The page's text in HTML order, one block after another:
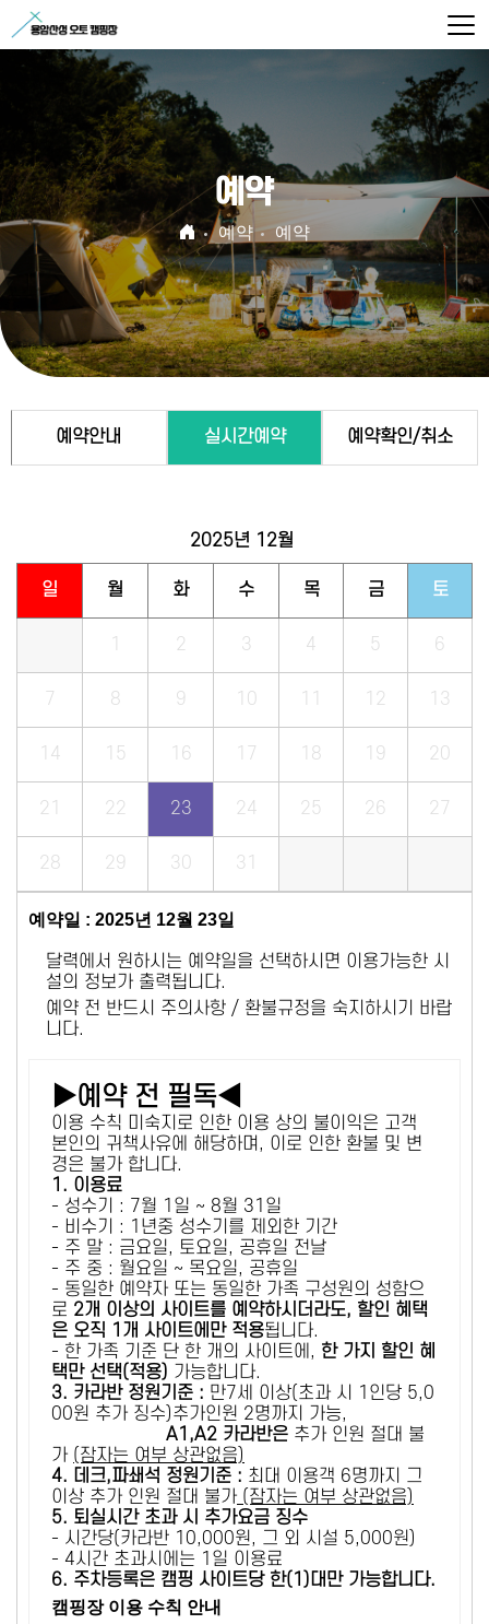
예약
예약 예약
예약안내 실시간예약 예약확인/취소
2025년 12월
일 월 화 수 목 금 토
1 2 3 4 5 6
7 8 9 10 11 12 13
14 15 16 17 18 19 20
21 22 23 24 25 26 27
28 29 30 31
예약일 : 2025년 12월 23일
달력에서 원하시는 예약일을 선택하시면 이용가능한 시
설의 정보가 출력됩니다.
예약 전 반드시 주의사항 / 환불규정을 숙지하시기 바랍
니다.
▶예약 전 필독◀
이용 수칙 미숙지로 인한 이용 상의 불이익은 고객
본인의 귀책사유에 해당하며, 이로 인한 환불 및 변
경은 불가 합니다.
1. 이용료
- 성수기 : 7월 1일 ~ 8월 31일
- 비수기 : 1년중 성수기를 제외한 기간
- 주 말 : 금요일, 토요일, 공휴일 전날
- 주 중 : 월요일 ~ 목요일, 공휴일
- 동일한 예약자 또는 동일한 가족 구성원의 성함으
로 2개 이상의 사이트를 예약하시더라도, 할인 혜택
은 오직 1개 사이트에만 적용됩니다.
- 한 가족 기준 단 한 개의 사이트에, 한 가지 할인 혜
택만 선택(적용) 가능합니다.
3. 카라반 정원기준 : 만7세 이상(초과 시 1인당 5,0
00원 추가 징수)추가인원 2명까지 가능,
A1,A2 카라반은 추가 인원 절대 불
가 (잠자는 여부 상관없음)
4. 데크,파쇄석 정원기준 : ​최대 이용객 6명까지 그
이상 추가 인원 절대 불가 (잠자는 여부 상관없음)
5. 퇴실시간 초과 시 추가요금 징수
- 시간당(카라반 10,000원, 그 외 시설 5,000원)
- 4시간 초과시에는 1일 이용료
6. 주차등록은 캠핑 사이트당 한(1)대만 가능합니다.
캠핑장 이용 수칙 안내